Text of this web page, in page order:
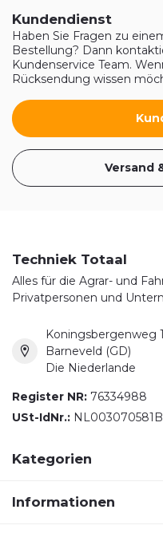
Kundendienst
Haben Sie Fragen zu
Bestellung? Dann
Kundenservice Team.
Rücksendung wissen
Versand
Techniek Totaal
Alles für die Agrar- und
Privatpersonen und
Koningsbergenweg
Barneveld (GD)
Die Niederlande
Register NR: 76334988
USt-IdNr.:
Kategorien
Informationen